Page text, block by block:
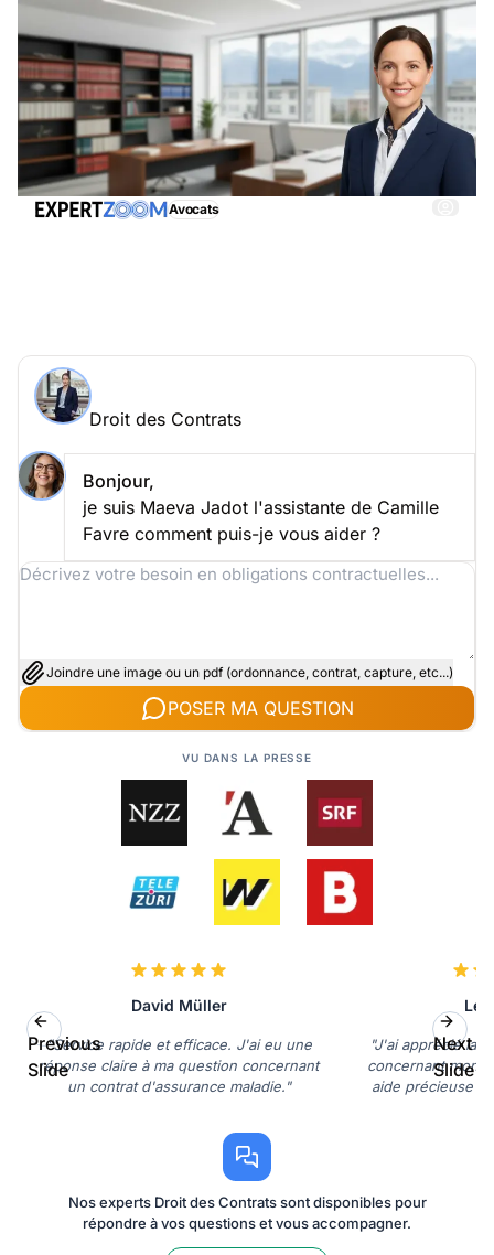
Avocats
Posez votre question à Camille Favre
Droit des Contrats
Bonjour,
je suis Maeva Jadot l'assistante de Camille
Favre comment puis-je vous aider ?
Joindre une image ou un pdf (ordonnance, contrat, capture, etc...)
POSER MA QUESTION
VU DANS LA PRESSE
David Müller
"Service rapide et efficace. J'ai eu une
réponse claire à ma question concernant
un contrat d'assurance maladie."
"J'ai apprécié la
concernant mon
aide précieuse
Previous
Slide
Next
Slide
Nos experts Droit des Contrats sont disponibles pour
répondre à vos questions et vous accompagner.